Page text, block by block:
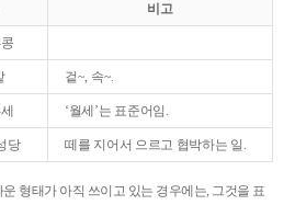
비고
겉~, 속~.
‘월세’는 표준어임.
당 떼를 지어서 으르고 협박하는 일.
형태가 아직 쓰이고 있는 경우에는, 그것을 표